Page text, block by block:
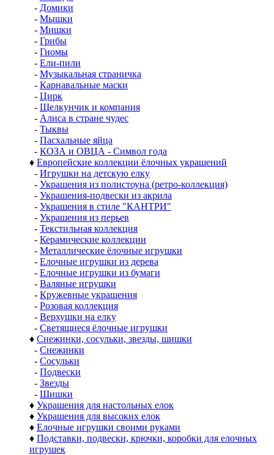
- Домики
- Мышки
- Мишки
- Грибы
- Гномы
- Ели-пили
- Музыкальная страничка
- Карнавальные маски
- Цирк
- Щелкунчик и компания
- Алиса в стране чудес
- Тыквы
- Пасхальные яйца
- КОЗА и ОВЦА - Символ года
♦ Европейские коллекции ёлочных украшений
- Игрушки на детскую елку
- Украшения из полистоуна (ретро-коллекция)
- Украшения-подвески из акрила
- Украшения в стиле "КАНТРИ"
- Украшения из перьев
- Текстильная коллекция
- Керамические коллекции
- Металлические ёлочные игрушки
- Елочные игрушки из дерева
- Елочные игрушки из бумаги
- Валяные игрушки
- Кружевные украшения
- Розовая коллекция
- Верхушки на елку
- Светящиеся ёлочные игрушки
♦ Снежинки, сосульки, звезды, шишки
- Снежинки
- Сосульки
- Подвески
- Звезды
- Шишки
♦ Украшения для настольных елок
♦ Украшения для высоких елок
♦ Елочные игрушки своими руками
♦ Подставки, подвески, крючки, коробки для елочных
игрушек